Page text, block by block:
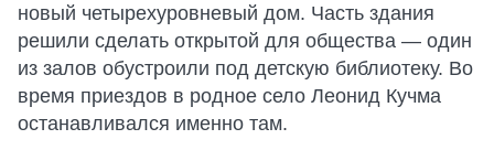
новый четырехуровневый дом. Часть здания
решили сделать открытой для общества — один
из залов обустроили под детскую библиотеку. Во
время приездов в родное село Леонид Кучма
останавливался именно там.